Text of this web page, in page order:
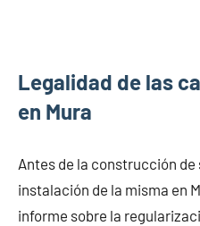
Legalidad de las
en Mura
Antes de la construcción
instalación de la misma en
informe sobre la